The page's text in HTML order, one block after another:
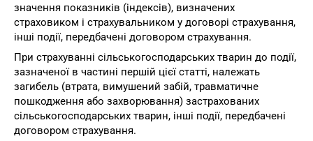
значення показників (індексів), визначених
страховиком і страхувальником у договорі страхування,
інші події, передбачені договором страхування.
При страхуванні сільськогосподарських тварин до події,
зазначеної в частині першій цієї статті, належать
загибель (втрата, вимушений забій, травматичне
пошкодження або захворювання) застрахованих
сільськогосподарських тварин, інші події, передбачені
договором страхування.